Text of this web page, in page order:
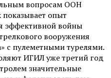
вопросам ООН
опыт
эффективной войны
вооружения
с пулеметными турелями.
ИГИЛ уже третий год
значительные